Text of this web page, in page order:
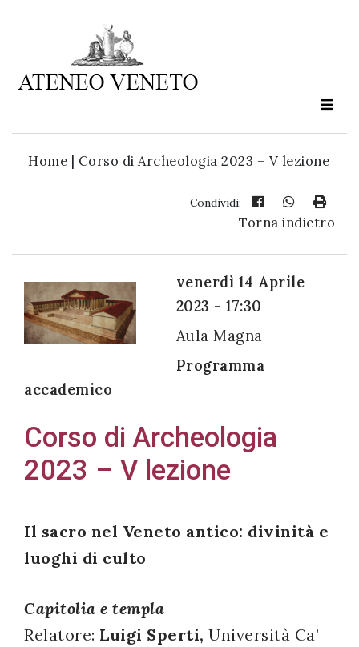
Home | Corso di Archeologia 2023 – V lezione
Condividi:
Torna indietro
venerdì 14 Aprile
2023 - 17:30
Aula Magna
Programma
accademico
Corso di Archeologia
2023 – V lezione
Il sacro nel Veneto antico: divinità e
luoghi di culto
Capitolia e templa
Relatore: Luigi Sperti, Università Ca’
Ateneo
è
cultura
newsletter:
Acconsento
all'uso dei
accordo
con il
legislativo
196/03